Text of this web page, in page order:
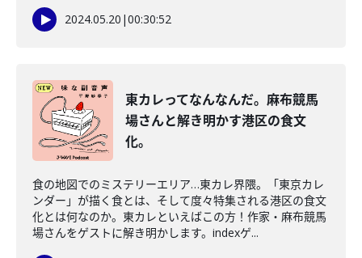
2024.05.20 |00:30:52
東カレってなんなんだ。麻布競馬
場さんと解き明かす港区の食文
化。
食の地図でのミステリーエリア…東カレ界隈。「東京カレ
ンダー」が描く食とは、そして度々特集される港区の食文
化とは何なのか。東カレといえばこの方！作家・麻布競馬
場さんをゲストに解き明かします。indexゲ...